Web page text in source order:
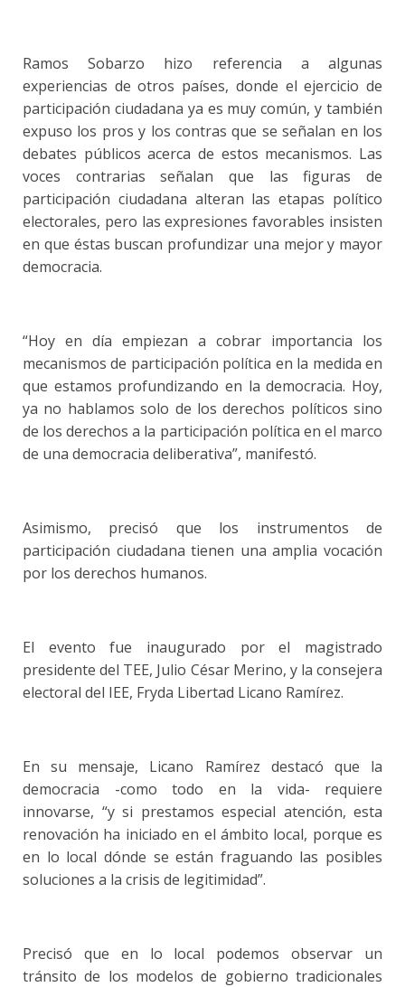
Ramos Sobarzo hizo referencia a algunas
experiencias de otros países, donde el ejercicio de
participación ciudadana ya es muy común, y también
expuso los pros y los contras que se señalan en los
debates públicos acerca de estos mecanismos. Las
voces contrarias señalan que las figuras de
participación ciudadana alteran las etapas político
electorales, pero las expresiones favorables insisten
en que éstas buscan profundizar una mejor y mayor
democracia.
“Hoy en día empiezan a cobrar importancia los
mecanismos de participación política en la medida en
que estamos profundizando en la democracia. Hoy,
ya no hablamos solo de los derechos políticos sino
de los derechos a la participación política en el marco
de una democracia deliberativa”, manifestó.
Asimismo, precisó que los instrumentos de
participación ciudadana tienen una amplia vocación
por los derechos humanos.
El evento fue inaugurado por el magistrado
presidente del TEE, Julio César Merino, y la consejera
electoral del IEE, Fryda Libertad Licano Ramírez.
En su mensaje, Licano Ramírez destacó que la
democracia -como todo en la vida- requiere
innovarse, “y si prestamos especial atención, esta
renovación ha iniciado en el ámbito local, porque es
en lo local dónde se están fraguando las posibles
soluciones a la crisis de legitimidad”.
Precisó que en lo local podemos observar un
tránsito de los modelos de gobierno tradicionales